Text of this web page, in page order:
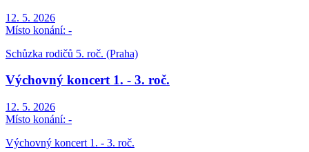
12. 5. 2026
Místo konání: -
Schůzka rodičů 5. roč. (Praha)
Výchovný koncert 1. - 3. roč.
12. 5. 2026
Místo konání: -
Výchovný koncert 1. - 3. roč.